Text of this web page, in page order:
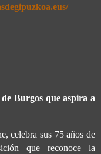
Burgos que aspira a
celebra sus 75 años de
que reconoce la